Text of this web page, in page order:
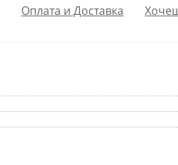
Оплата и Доставка